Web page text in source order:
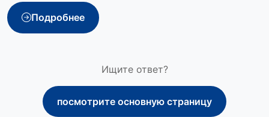
Подробнее
Ищите ответ?
посмотрите основную страницу